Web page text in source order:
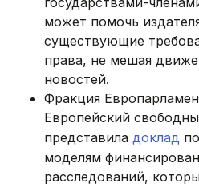
может помочь
существующие
права, не мешая
новостей.
Фракция
Европейский
представила доклад
моделям
расследований,